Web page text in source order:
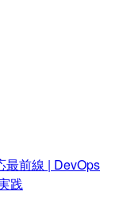
最前線 | DevOps
践